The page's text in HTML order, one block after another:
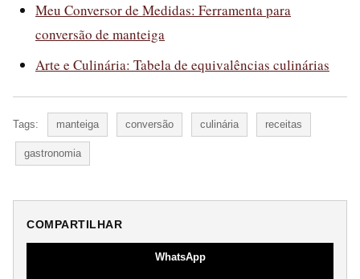
Meu Conversor de Medidas: Ferramenta para
conversão de manteiga
Arte e Culinária: Tabela de equivalências culinárias
Tags: manteiga conversão culinária receitas
gastronomia
COMPARTILHAR
WhatsApp